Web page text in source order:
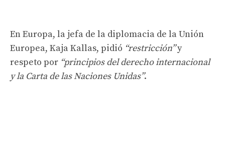
En Europa, la jefa de la diplomacia de la Unión
Europea, Kaja Kallas, pidió “restricción”y
respeto por “principios del derecho internacional
y la Carta de las Naciones Unidas”.